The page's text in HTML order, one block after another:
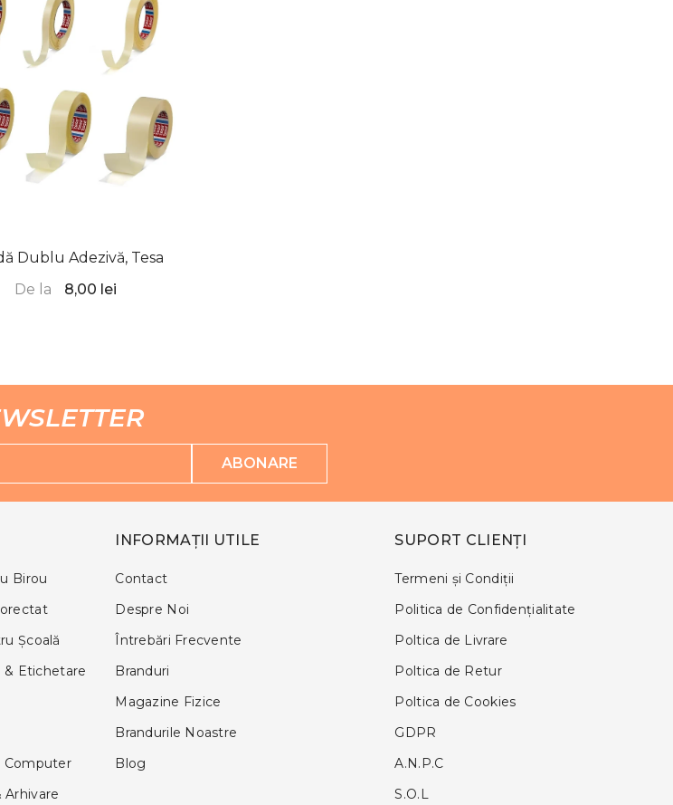
Dublu Adezivă, Tesa
De la
8,00 lei
ABONARE
Birou
Şcoală
& Etichetare
Computer
Arhivare
INFORMAȚII UTILE
Contact
Despre Noi
Întrebări Frecvente
Branduri
Magazine Fizice
Brandurile Noastre
Blog
SUPORT CLIENȚI
Termeni și Condiții
Politica de Confidențialitate
Poltica de Livrare
Poltica de Retur
Poltica de Cookies
GDPR
A.N.P.C
S.O.L